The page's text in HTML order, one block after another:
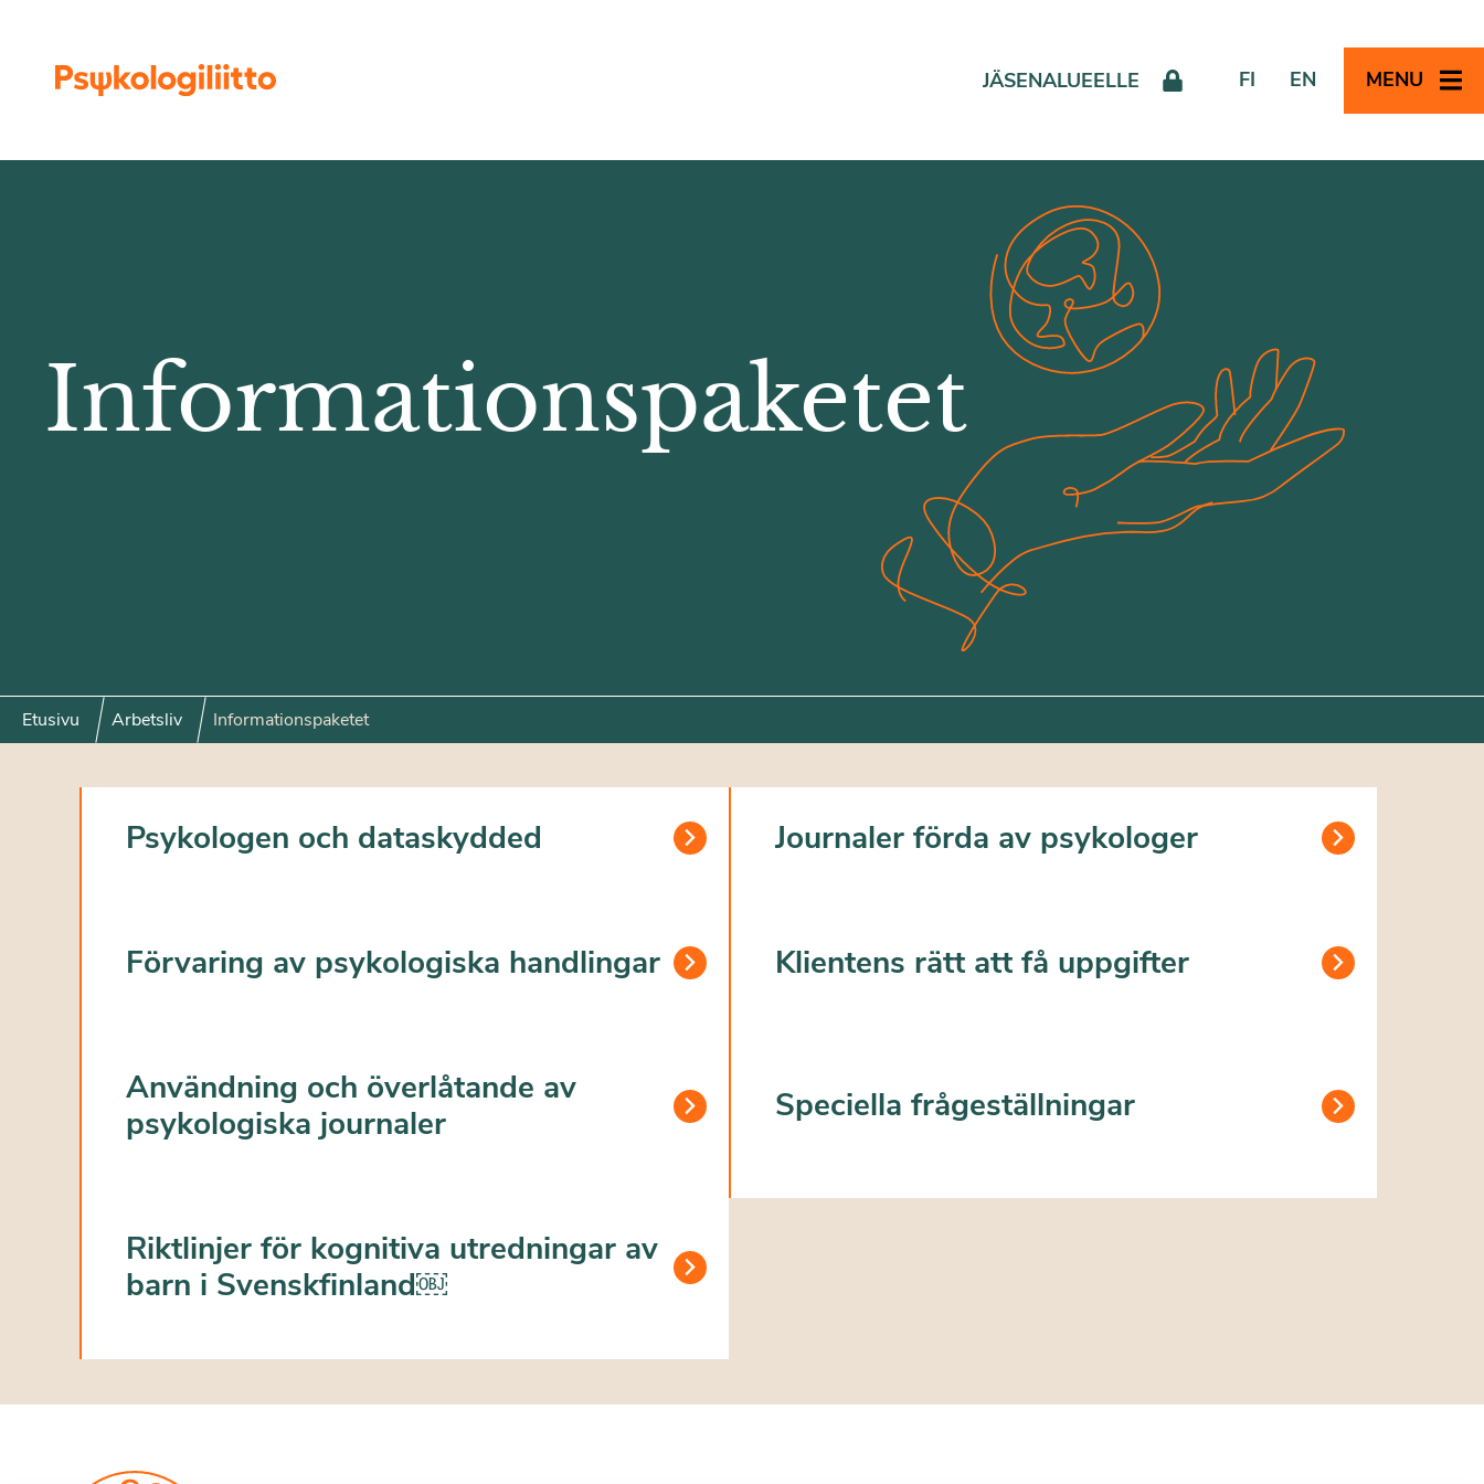
JÄSENALUEELLE FI EN MENU
Informationspaketet
Etusivu Arbetsliv Informationspaketet
Psykologen och dataskydded Journaler förda av psykologer
Förvaring av psykologiska handlingar Klientens rätt att få uppgifter
Användning och överlåtande av
psykologiska journaler
Speciella frågeställningar
Riktlinjer för kognitiva utredningar av
barn i Svenskfinland￼